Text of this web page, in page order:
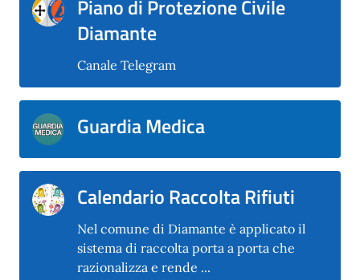
Piano di Protezione Civile
Diamante
Canale Telegram
Guardia Medica
Calendario Raccolta Rifiuti
Nel comune di Diamante è applicato il
sistema di raccolta porta a porta che
razionalizza e rende ...